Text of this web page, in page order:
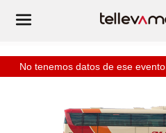
No tenemos datos de ese evento